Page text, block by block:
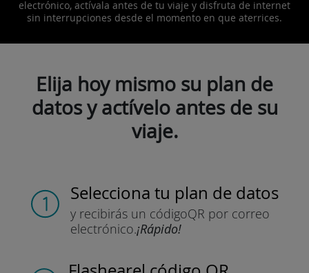
electrónico, actívala antes de tu viaje y disfruta de internet
sin interrupciones desde el momento en que aterrices.
Elija hoy mismo su plan de
datos y actívelo antes de su
viaje.
Selecciona tu plan de datos
y recibirás un códigoQR por correo
electrónico.¡Rápido!